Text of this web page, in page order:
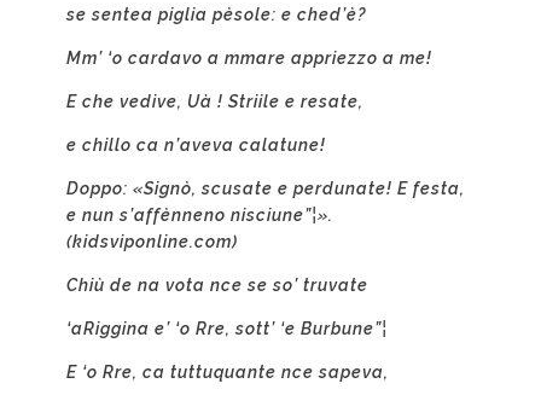
se sentea piglia pèsole: e ched’è?
Mm’ ‘o cardavo a mmare appriezzo a me!
E che vedive, Uà ! Striile e resate,
e chillo ca n’aveva calatune!
Doppo: «Signò, scusate e perdunate! E festa,
e nun s’affènneno nisciune”¦».
(kidsviponline.com)
Chiù de na vota nce se so’ truvate
‘aRiggina e’ ‘o Rre, sott’ ‘e Burbune”¦
E ‘o Rre, ca tuttuquante nce sapeva,